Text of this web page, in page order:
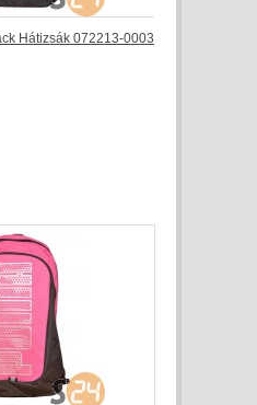
Hátizsák 072213-0003